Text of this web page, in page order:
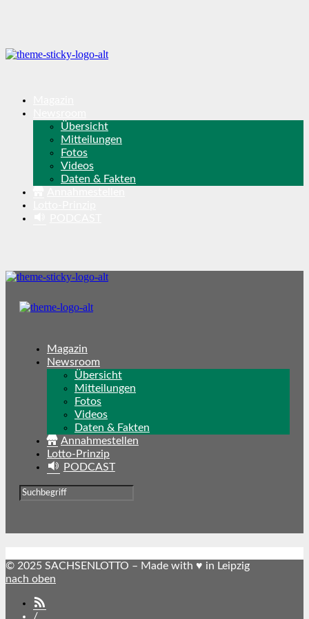
Übersicht
Mitteilungen
Fotos
Videos
Daten & Fakten
Magazin
Newsroom
Übersicht
Mitteilungen
Fotos
Videos
Daten & Fakten
Annahmestellen
Lotto-Prinzip
PODCAST
© 2025 SACHSENLOTTO – Made with ♥ in Leipzig
nach oben
/